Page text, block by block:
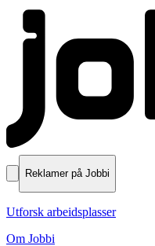
Reklamer på Jobbi
Utforsk arbeidsplasser
Om Jobbi